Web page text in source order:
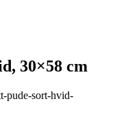
30×58 cm
pude-sort-hvid-